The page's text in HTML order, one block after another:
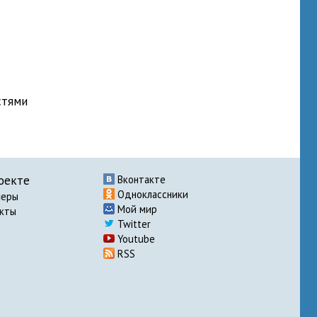
Вконтакте
Одноклассники
Мой мир
Twitter
Youtube
RSS